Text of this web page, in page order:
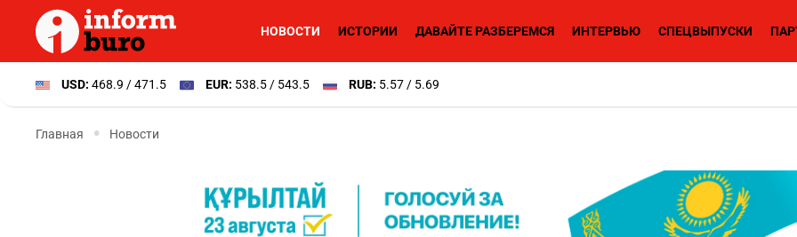
НОВОСТИ ИСТОРИИ ДАВАЙТЕ РАЗБЕРЕМСЯ ИНТЕРВЬЮ СПЕЦВЫПУСКИ
USD: 468.9 / 471.5 EUR: 538.5 / 543.5 RUB: 5.57 / 5.69
Главная Новости